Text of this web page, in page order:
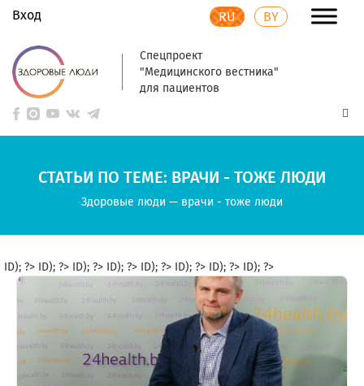
Вход RU BY
Спецпроект
"Медицинского вестника"
для пациентов
СТАТЬИ ПО ТЕМЕ: ВРАЧИ - ТОЖЕ ЛЮДИ
Здоровые люди — врачи - тоже люди
ID); ?> ID); ?> ID); ?> ID); ?> ID); ?> ID); ?> ID); ?> ID); ?>